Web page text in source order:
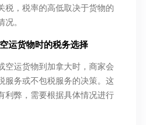
税，税率的高低取决于货物的
。
运货物时的税务选择
空运货物到加拿大时，商家会
服务或不包税服务的决策。这
利弊，需要根据具体情况进行